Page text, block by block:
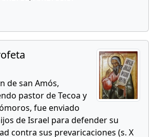
de san Amós,
pastor de Tecoa y
fue enviado
de Israel para defender su
contra sus prevaricaciones (s. X